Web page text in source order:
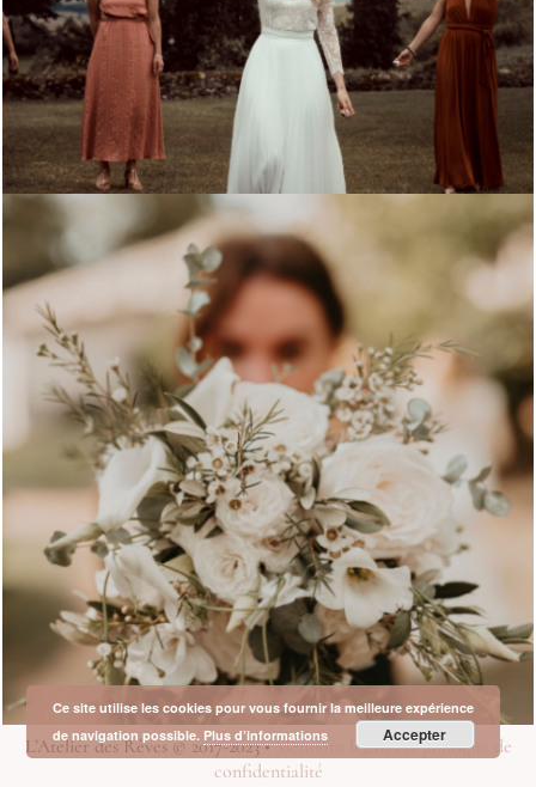
L’Atelier des Rêves © 2017-2023 •Mentions légales et politique de
confidentialité
Ce site utilise les cookies pour vous fournir la meilleure expérience
de navigation possible. Plus d’informations Accepter